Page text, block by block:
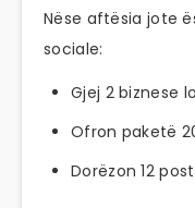
Nëse aftësia jote
sociale:
Gjej 2 biznese
Ofron paketë
Dorëzon 12